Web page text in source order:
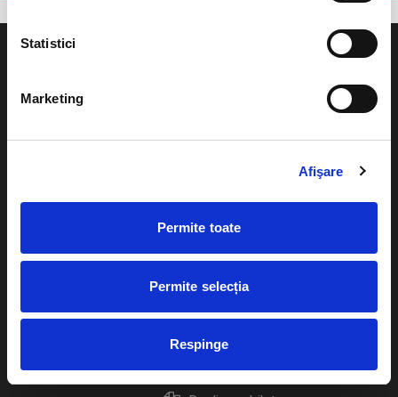
Statistici
Marketing
Afişare
Permite toate
Permite selecția
Respinge
Cum comand bilete?
Plata online sau cash
Livrare prin curier
Returnare bilete
Diverse